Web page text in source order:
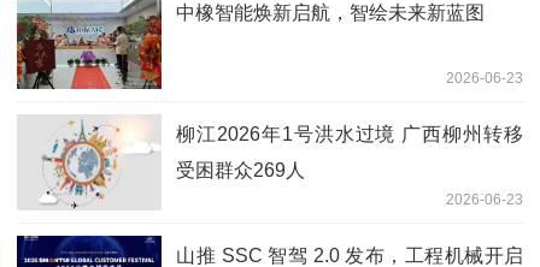
中橡智能焕新启航，智绘未来新蓝图
2026-06-23
柳江2026年1号洪水过境 广西柳州转移
受困群众269人
2026-06-23
山推 SSC 智驾 2.0 发布，工程机械开启